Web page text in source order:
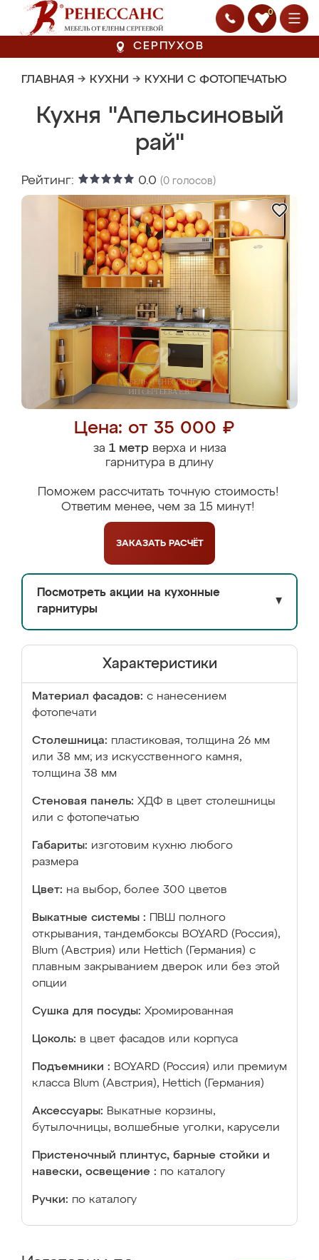
0
СЕРПУХОВ
ГЛАВНАЯ → КУХНИ → КУХНИ С ФОТОПЕЧАТЬЮ
Кухня "Апельсиновый
рай"
Рейтинг: 0.0 (0 голосов)
Цена: от 35 000 ₽
за 1 метрверха и низа
гарнитура в длину
Поможем рассчитать точную стоимость!
Ответим менее, чем за 15 минут!
ЗАКАЗАТЬ РАСЧЁТ
Посмотреть акции на кухонные
гарнитуры
▼
Характеристики
Материал фасадов: с нанесением
фотопечати
Столешница: пластиковая, толщина 26 мм
или 38 мм; из искусственного камня,
толщина 38 мм
Стеновая панель: ХДФ в цвет столешницы
или с фотопечатью
Габариты: изготовим кухню любого
размера
Цвет: на выбор, более 300 цветов
Выкатные системы :
ПВШ полного
открывания, тандембоксы BOYARD (Россия),
Blum (Австрия) или Hettich (Германия) с
плавным закрыванием дверок или без этой
опции
Сушка для посуды: Хромированная
Цоколь: в цвет фасадов или корпуса
Подъемники : BOYARD (Россия) или премиум
класса Blum (Австрия), Hettich (Германия)
Аксессуары: Выкатные корзины,
бутылочницы, волшебные уголки, карусели
Пристеночный плинтус, барные стойки и
навески, освещение : по каталогу
Ручки: по каталогу